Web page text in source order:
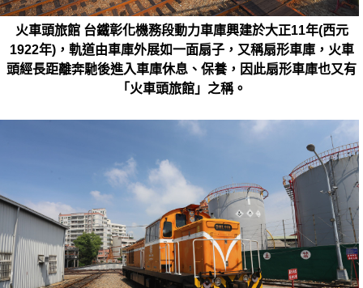
火車頭旅館 台鐵彰化機務段動力車庫興建於大正11年(西元
1922年)，軌道由車庫外展如一面扇子，又稱扇形車庫，火車
頭經長距離奔馳後進入車庫休息、保養，因此扇形車庫也又有
「火車頭旅館」之稱。